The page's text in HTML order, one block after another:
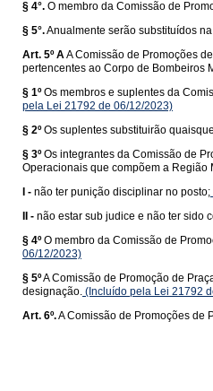
§ 4°. O membro da Comissão de
§ 5°.Anualmente serão substituídos
Art. 5º AA Comissão de Promoções
pertencentes ao Corpo de Bombeiros
§ 1º Os membros e suplentes da
pela Lei 21792 de 06/12/2023)
§ 2º Os suplentes substituirão
§ 3º Os integrantes da Comissão de
Operacionais que compõem a Região
I - não ter punição disciplinar no posto;
II - não estar sub judice e não ter sido
§ 4º O membro da Comissão de
06/12/2023)
§ 5ºA Comissão de Promoção de
designação. (Incluído pela Lei 21792
Art. 6º.A Comissão de Promoções de